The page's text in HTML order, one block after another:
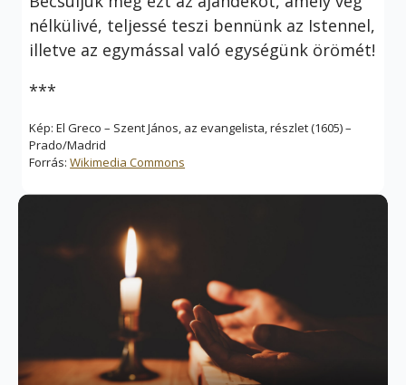
nélkülivé, teljessé teszi bennünk az Istennel,
illetve az egymással való egységünk örömét!
***
Kép: El Greco – Szent János, az evangelista, részlet (1605) –
Prado/Madrid
Forrás:Wikimedia Commons